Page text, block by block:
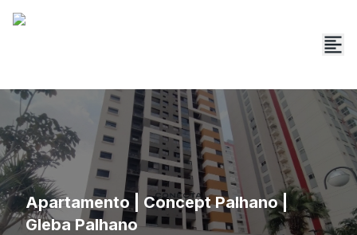
Apartamento | Concept Palhano |
Gleba Palhano